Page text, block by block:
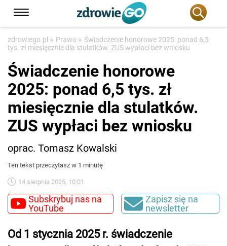
zdrowiego.pl » Prawo » Świadczenie honorowe 2025: ponad 6,5
tys. zł miesięcznie dla stulatków. ZUS wypłaci bez wniosku
Świadczenie honorowe
2025: ponad 6,5 tys. zł
miesięcznie dla stulatków.
ZUS wypłaci bez wniosku
oprac. Tomasz Kowalski
Ten tekst przeczytasz w 1 minutę
14 sierpnia 2025, 10:01
Subskrybuj nas na
YouTube
Zapisz się na
newsletter
Od 1 stycznia 2025 r. świadczenie